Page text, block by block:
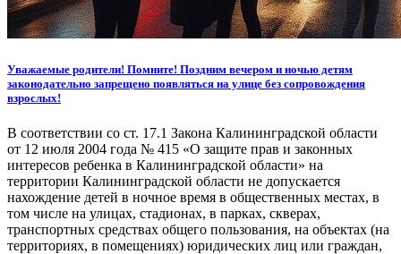
Уважаемые родители! Помните! Поздним вечером и ночью детям
законодательно запрещено появляться на улице без сопровождения
взрослых!
В соответствии со ст. 17.1 Закона Калининградской области
от 12 июля 2004 года № 415 «О защите прав и законных
интересов ребенка в Калининградской области» на
территории Калининградской области не допускается
нахождение детей в ночное время в общественных местах, в
том числе на улицах, стадионах, в парках, скверах,
транспортных средствах общего пользования, на объектах (на
территориях, в помещениях) юридических лиц или граждан,